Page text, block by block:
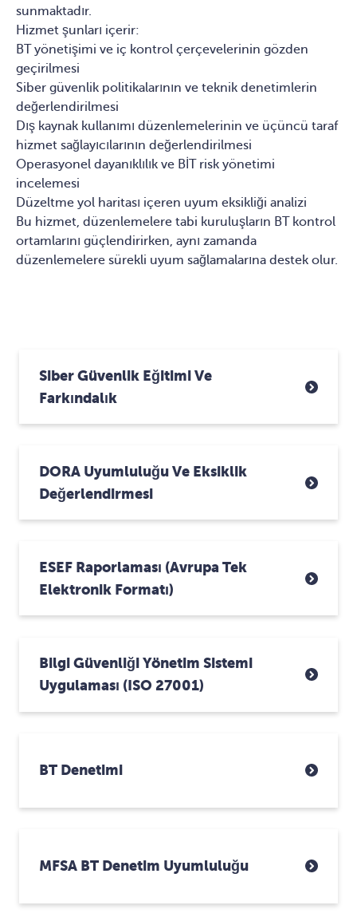
sunmaktadır.
Hizmet şunları içerir:
BT yönetişimi ve iç kontrol çerçevelerinin gözden
geçirilmesi
Siber güvenlik politikalarının ve teknik denetimlerin
değerlendirilmesi
Dış kaynak kullanımı düzenlemelerinin ve üçüncü taraf
hizmet sağlayıcılarının değerlendirilmesi
Operasyonel dayanıklılık ve BİT risk yönetimi
incelemesi
Düzeltme yol haritası içeren uyum eksikliği analizi
Bu hizmet, düzenlemelere tabi kuruluşların BT kontrol
ortamlarını güçlendirirken, aynı zamanda
düzenlemelere sürekli uyum sağlamalarına destek olur.
Siber Güvenlik Eğitimi Ve
Farkındalık
DORA Uyumluluğu Ve Eksiklik
Değerlendirmesi
ESEF Raporlaması (Avrupa Tek
Elektronik Formatı)
Bilgi Güvenliği Yönetim Sistemi
Uygulaması (ISO 27001)
BT Denetimi
MFSA BT Denetim Uyumluluğu